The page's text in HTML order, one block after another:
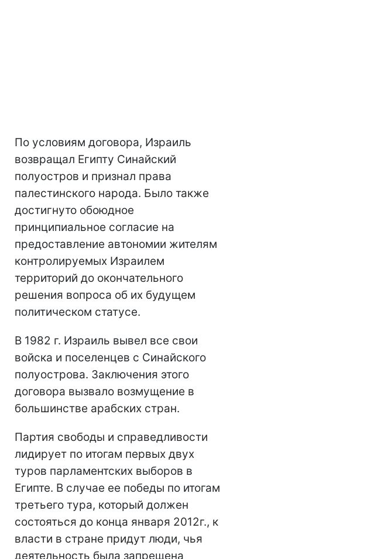
По условиям договора, Израиль
возвращал Египту Синайский
полуостров и признал права
палестинского народа. Было также
достигнуто обоюдное
принципиальное согласие на
предоставление автономии жителям
контролируемых Израилем
территорий до окончательного
решения вопроса об их будущем
политическом статусе.
В 1982 г. Израиль вывел все свои
войска и поселенцев с Синайского
полуострова. Заключения этого
договора вызвало возмущение в
большинстве арабских стран.
Партия свободы и справедливости
лидирует по итогам первых двух
туров парламентских выборов в
Египте. В случае ее победы по итогам
третьего тура, который должен
состояться до конца января 2012г., к
власти в стране придут люди, чья
деятельность была запрещена